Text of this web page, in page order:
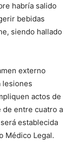
habría salido
bebidas
siendo hallado
externo
lesiones
actos de
de entre cuatro a
establecida
Médico Legal.